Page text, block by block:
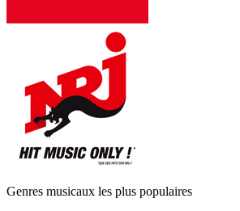
Genres musicaux les plus populaires